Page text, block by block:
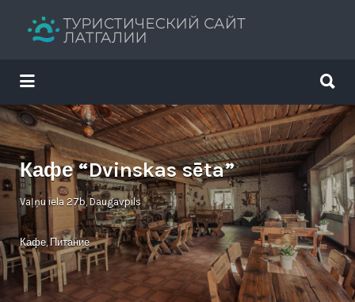
Путеводитель твоего отдыха
Искать:
Кафе “Dvinskas sēta”
Vaļņu iela 27b, Daugavpils
Кафе,Питание